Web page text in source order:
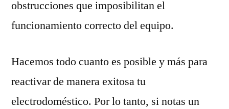
obstrucciones que imposibilitan el
funcionamiento correcto del equipo.
Hacemos todo cuanto es posible y más para
reactivar de manera exitosa tu
electrodoméstico. Por lo tanto, si notas un